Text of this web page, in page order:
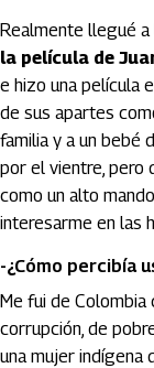
Realmente llegué
la película de
e hizo una película
de sus apartes
familia y a un bebé
por el vientre, pero
como un alto
interesarme en las
-¿Cómo percibía
Me fui de Colombia
corrupción, de
una mujer indígena